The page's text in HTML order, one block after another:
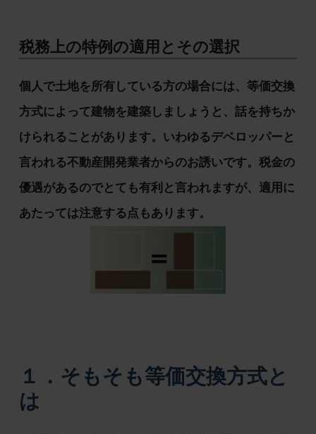
税務上の特例の適用とその選択
個人で土地を所有している方の場合には、等価交換
方式によって建物を建築しましょうと、話を持ちか
けられることがあります。いわゆるデベロッパーと
言われる不動産開発業者からのお誘いです。税金の
優遇があるのでとても有利と言われますが、適用に
あたっては注意する点もあります。
１．そもそも等価交換方式と
は